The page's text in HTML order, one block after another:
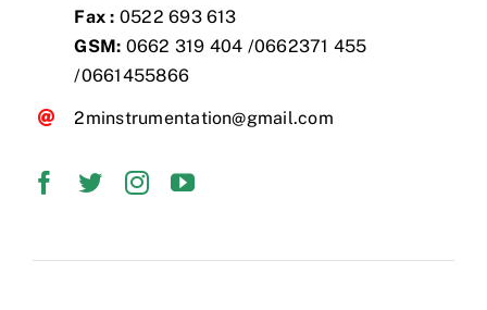
Fax : 0522 693 613
GSM: 0662 319 404 /0662371 455
/0661455866
2minstrumentation@gmail.com